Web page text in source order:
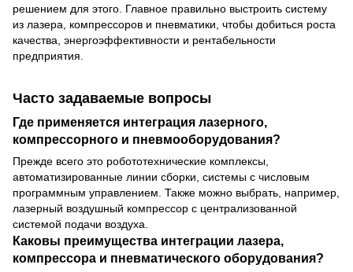
решением для этого. Главное правильно выстроить систему
из лазера, компрессоров и пневматики, чтобы добиться роста
качества, энергоэффективности и рентабельности
предприятия.
Часто задаваемые вопросы
Где применяется интеграция лазерного,
компрессорного и пневмооборудования?
Прежде всего это робототехнические комплексы,
автоматизированные линии сборки, системы с числовым
программным управлением. Также можно выбрать, например,
лазерный воздушный компрессор с централизованной
системой подачи воздуха.
Каковы преимущества интеграции лазера,
компрессора и пневматического оборудования?